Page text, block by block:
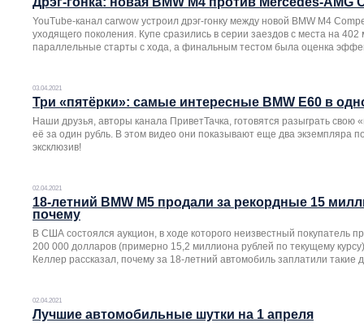
YouTube-канал carwow устроил дрэг-гонку между новой BMW M4
уходящего поколения. Купе сразились в серии заездов с места на
параллельные старты с хода, а финальным тестом была оценка
03.04.2021
Три «пятёрки»: самые интересные BMW E60 в
Наши друзья, авторы канала ПриветТачка, готовятся разыграть свою
её за один рубль. В этом видео они показывают еще два экземпляра
эксклюзив!
02.04.2021
18-летний BMW M5 продали за рекордные 15
почему
В США состоялся аукцион, в ходе которого неизвестный покупатель
200 000 долларов (примерно 15,2 миллиона рублей по текущему
Келлер рассказал, почему за 18-летний автомобиль заплатили такие
02.04.2021
Лучшие автомобильные шутки на 1 апреля